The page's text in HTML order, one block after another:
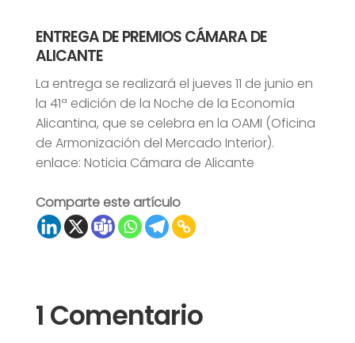
ENTREGA DE PREMIOS CÁMARA DE
ALICANTE
La entrega se realizará el jueves 11 de junio en
la 41ª edición de la Noche de la Economía
Alicantina, que se celebra en la OAMI (Oficina
de Armonización del Mercado Interior).
enlace: Noticia Cámara de Alicante
Comparte este artículo
1 Comentario